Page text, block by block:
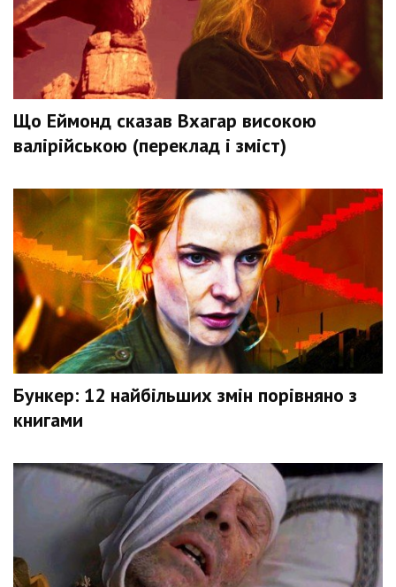
Що Еймонд сказав Вхагар високою
валірійською (переклад і зміст)
Бункер: 12 найбільших змін порівняно з
книгами